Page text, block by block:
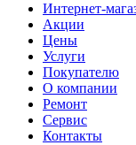
Интернет-
Акции
Цены
Услуги
Покупателю
О компании
Ремонт
Сервис
Контакты